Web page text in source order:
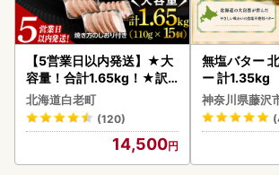
【5営業日以内発送】★大
容量！合計1.65kg！★訳
あり・牛の里ビーフハンバ
ーグ(110ｇ5枚入）×3 AG
058
北海道白老町
(120)
14,500
無塩バター
ー 計1.35kg
】
神奈川県藤沢